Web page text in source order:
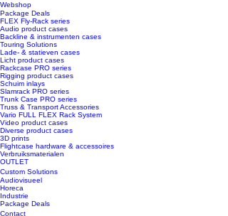
Webshop
Package Deals
FLEX Fly-Rack series
Audio product cases
Backline & instrumenten cases
Touring Solutions
Lade- & statieven cases
Licht product cases
Rackcase PRO series
Rigging product cases
Schuim inlays
Slamrack PRO series
Trunk Case PRO series
Truss & Transport Accessories
Vario FULL FLEX Rack System
Video product cases
Diverse product cases
3D prints
Flightcase hardware & accessoires
Verbruiksmaterialen
OUTLET
Custom Solutions
Audiovisueel
Horeca
Industrie
Package Deals
Contact